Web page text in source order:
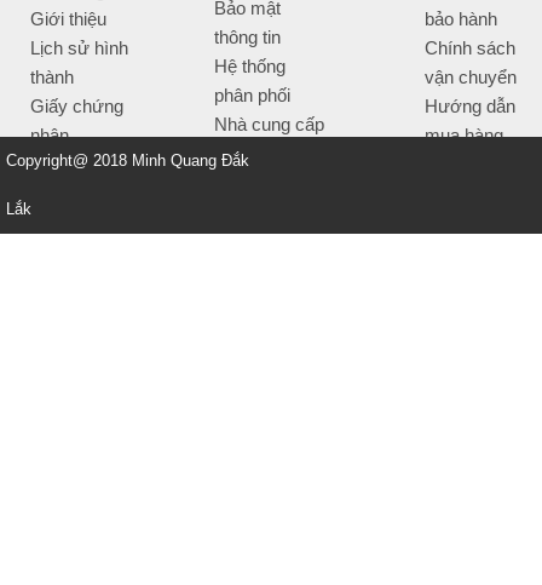
Giới thiệu
Lịch sử hình
thành
Giấy chứng
nhận
Bảo mật
thông tin
Hệ thống
phân phối
Nhà cung cấp
Tiêu chí bán
bảo hành
Chính sách
vận chuyển
Hướng dẫn
mua hàng
Copyright@ 2018 Minh Quang Đắk
Lắk